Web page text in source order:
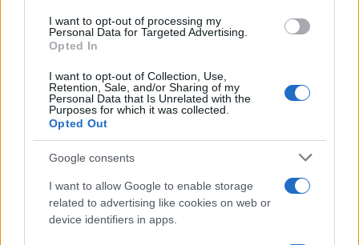
I want to opt-out of processing my
Personal Data for Targeted Advertising.
Opted In
I want to opt-out of Collection, Use,
Retention, Sale, and/or Sharing of my
Personal Data that Is Unrelated with the
Purposes for which it was collected.
Opted Out
Google consents
I want to allow Google to enable storage
related to advertising like cookies on web or
device identifiers in apps.
I nostri cari
I nostri cari